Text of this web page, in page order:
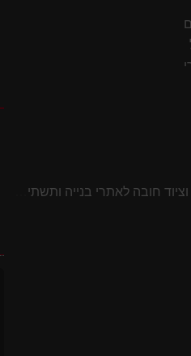
חובה לאתרי בנייה ותשתית 2026